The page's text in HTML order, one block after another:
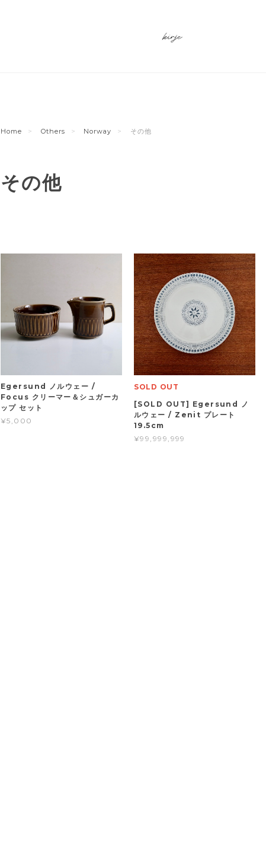
Home Others Norway その他
その他
Egersund ノルウェー /
Focus クリーマー＆シュガーカ
ップ セット
¥5,000
SOLD OUT
[SOLD OUT] Egersund ノ
ルウェー / Zenit プレート
19.5cm
¥99,999,999